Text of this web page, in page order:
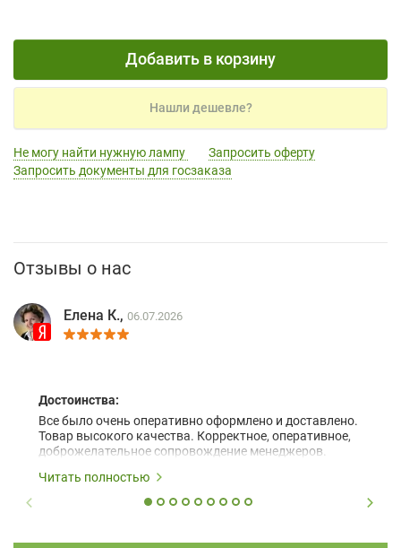
Добавить в корзину
Нашли дешевле?
Не могу найти нужную лампу
Запросить оферту
Запросить документы для госзаказа
Отзывы о нас
Елена К., 06.07.2026
Достоинства:
Все было очень оперативно оформлено и доставлено.
Товар высокого качества. Корректное, оперативное,
доброжелательное сопровождение менеджеров.
Читать полностью